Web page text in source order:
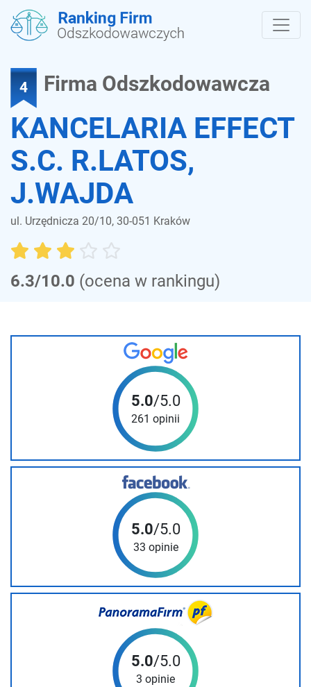
4 Firma Odszkodowawcza
KANCELARIA EFFECT
S.C. R.LATOS,
J.WAJDA
ul. Urzędnicza 20/10, 30-051 Kraków
6.3/10.0 (ocena w rankingu)
5.0/5.0
261 opinii
5.0/5.0
33 opinie
5.0/5.0
3 opinie